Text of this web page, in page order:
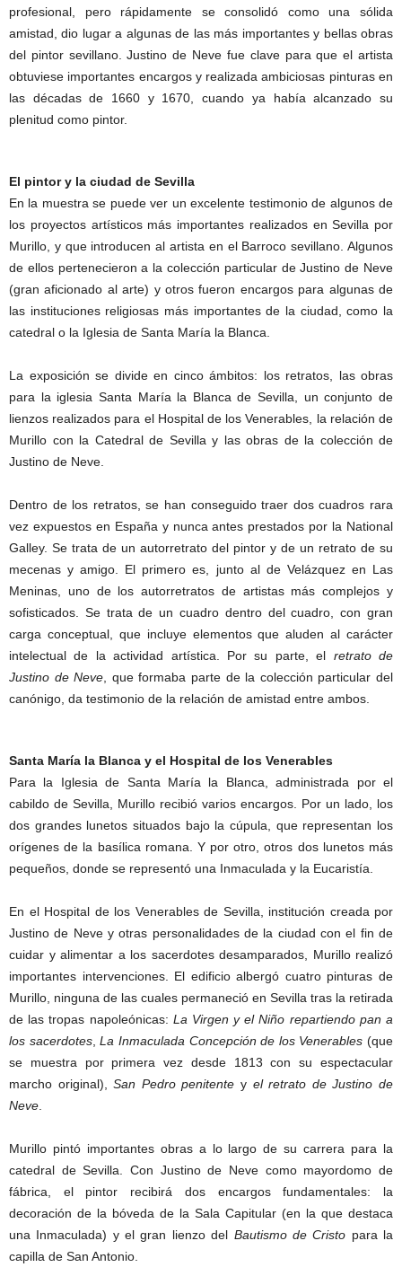
profesional, pero rápidamente se consolidó como una sólida
amistad, dio lugar a algunas de las más importantes y bellas obras
del pintor sevillano. Justino de Neve fue clave para que el artista
obtuviese importantes encargos y realizada ambiciosas pinturas en
las décadas de 1660 y 1670, cuando ya había alcanzado su
plenitud como pintor.
El pintor y la ciudad de Sevilla
En la muestra se puede ver un excelente testimonio de algunos de
los proyectos artísticos más importantes realizados en Sevilla por
Murillo, y que introducen al artista en el Barroco sevillano. Algunos
de ellos pertenecieron a la colección particular de Justino de Neve
(gran aficionado al arte) y otros fueron encargos para algunas de
las instituciones religiosas más importantes de la ciudad, como la
catedral o la Iglesia de Santa María la Blanca.
La exposición se divide en cinco ámbitos: los retratos, las obras
para la iglesia Santa María la Blanca de Sevilla, un conjunto de
lienzos realizados para el Hospital de los Venerables, la relación de
Murillo con la Catedral de Sevilla y las obras de la colección de
Justino de Neve.
Dentro de los retratos, se han conseguido traer dos cuadros rara
vez expuestos en España y nunca antes prestados por la National
Galley. Se trata de un autorretrato del pintor y de un retrato de su
mecenas y amigo. El primero es, junto al de Velázquez en Las
Meninas, uno de los autorretratos de artistas más complejos y
sofisticados. Se trata de un cuadro dentro del cuadro, con gran
carga conceptual, que incluye elementos que aluden al carácter
intelectual de la actividad artística. Por su parte, el retrato de
Justino de Neve , que formaba parte de la colección particular del
canónigo, da testimonio de la relación de amistad entre ambos.
Santa María la Blanca y el Hospital de los Venerables
Para la Iglesia de Santa María la Blanca, administrada por el
cabildo de Sevilla, Murillo recibió varios encargos. Por un lado, los
dos grandes lunetos situados bajo la cúpula, que representan los
orígenes de la basílica romana. Y por otro, otros dos lunetos más
pequeños, donde se representó una Inmaculada y la Eucaristía.
En el Hospital de los Venerables de Sevilla, institución creada por
Justino de Neve y otras personalidades de la ciudad con el fin de
cuidar y alimentar a los sacerdotes desamparados, Murillo realizó
importantes intervenciones. El edificio albergó cuatro pinturas de
Murillo, ninguna de las cuales permaneció en Sevilla tras la retirada
de las tropas napoleónicas: La Virgen y el Niño repartiendo pan a
los sacerdotes,La Inmaculada Concepción de los Venerables (que
se muestra por primera vez desde 1813 con su espectacular
marcho original),San Pedro penitente y el retrato de Justino de
Neve
Murillo pintó importantes obras a lo largo de su carrera para la
catedral de Sevilla. Con Justino de Neve como mayordomo de
fábrica, el pintor recibirá dos encargos fundamentales: la
decoración de la bóveda de la Sala Capitular (en la que destaca
una Inmaculada) y el gran lienzo del Bautismo de Cristo para la
capilla de San Antonio.